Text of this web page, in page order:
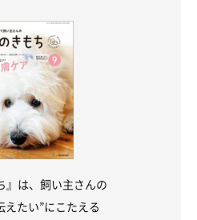
』は、飼い主さんの
えたい”にこたえる